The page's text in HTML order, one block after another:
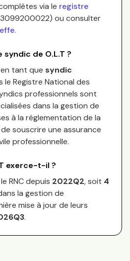
via le registre
) ou consulter
.
syndic de O.L.T ?
tant que syndic
le Registre National des
professionnels sont
dans la gestion de
à la réglementation de la
souscrire une assurance
professionnelle.
exerce-t-il ?
RNC depuis 2022Q2, soit 4
la gestion de
mise à jour de leurs
.